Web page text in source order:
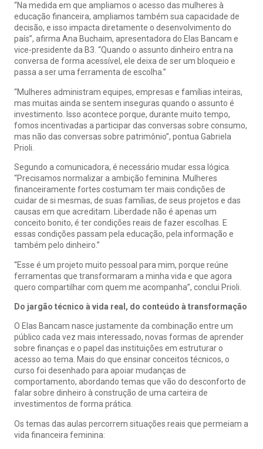
“Na medida em que ampliamos o acesso das mulheres à
educação financeira, ampliamos também sua capacidade de
decisão, e isso impacta diretamente o desenvolvimento do
país”, afirma Ana Buchaim, apresentadora do Elas Bancam e
vice-presidente da B3. “Quando o assunto dinheiro entra na
conversa de forma acessível, ele deixa de ser um bloqueio e
passa a ser uma ferramenta de escolha.”
“Mulheres administram equipes, empresas e famílias inteiras,
mas muitas ainda se sentem inseguras quando o assunto é
investimento. Isso acontece porque, durante muito tempo,
fomos incentivadas a participar das conversas sobre consumo,
mas não das conversas sobre patrimônio”, pontua Gabriela
Prioli.
Segundo a comunicadora, é necessário mudar essa lógica.
“Precisamos normalizar a ambição feminina. Mulheres
financeiramente fortes costumam ter mais condições de
cuidar de si mesmas, de suas famílias, de seus projetos e das
causas em que acreditam. Liberdade não é apenas um
conceito bonito, é ter condições reais de fazer escolhas. E
essas condições passam pela educação, pela informação e
também pelo dinheiro.”
“Esse é um projeto muito pessoal para mim, porque reúne
ferramentas que transformaram a minha vida e que agora
quero compartilhar com quem me acompanha”, conclui Prioli.
Do jargão técnico à vida real, do conteúdo à transformação
O Elas Bancam nasce justamente da combinação entre um
público cada vez mais interessado, novas formas de aprender
sobre finanças e o papel das instituições em estruturar o
acesso ao tema. Mais do que ensinar conceitos técnicos, o
curso foi desenhado para apoiar mudanças de
comportamento, abordando temas que vão do desconforto de
falar sobre dinheiro à construção de uma carteira de
investimentos de forma prática.
Os temas das aulas percorrem situações reais que permeiam a
vida financeira feminina: